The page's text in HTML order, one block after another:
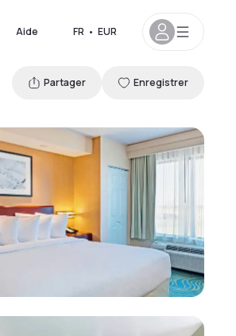
Aide FR • EUR
Partager Enregistrer